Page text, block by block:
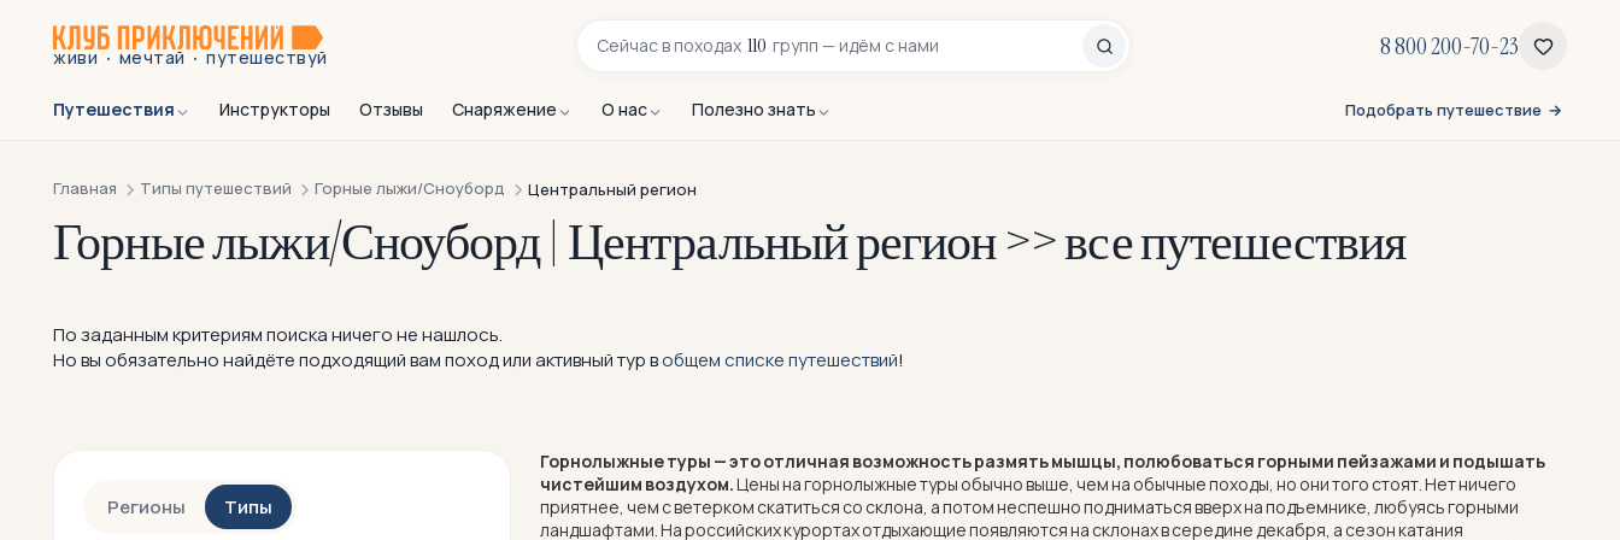
живи · мечтай · путешествуй
Сейчас в походах 110 групп — идём с нами 8 800 200-70-23
Путешествия Инструкторы Отзывы Снаряжение О нас Полезно знать Подобрать путешествие
Главная Типы путешествий Горные лыжи/Сноуборд Центральный регион
Горные лыжи/Сноуборд | Центральный регион >> все путешествия
По заданным критериям поиска ничего не нашлось.
Но вы обязательно найдёте подходящий вам поход или активный тур вобщем списке путешествий!
Регионы Типы
Горнолыжные туры — это отличная возможность размять мышцы, полюбоваться горными пейзажами и подышать
чистейшим воздухом.Цены на горнолыжные туры обычно выше, чем на обычные походы, но они того стоят. Нет ничего
приятнее, чем с ветерком скатиться со склона, а потом неспешно подниматься вверх на подъемнике, любуясь горными
ландшафтами. На российских курортах отдыхающие появляются на склонах в середине декабря, а сезон катания